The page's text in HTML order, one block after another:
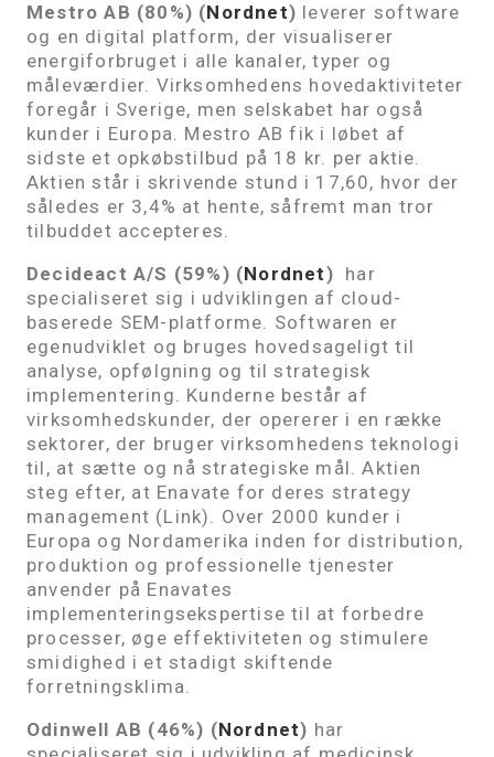
Mestro AB (80%) (Nordnet) leverer software
og en digital platform, der visualiserer
energiforbruget i alle kanaler, typer og
måleværdier. Virksomhedens hovedaktiviteter
foregår i Sverige, men selskabet har også
kunder i Europa. Mestro AB fik i løbet af
sidste et opkøbstilbud på 18 kr. per aktie.
Aktien står i skrivende stund i 17,60, hvor der
således er 3,4% at hente, såfremt man tror
tilbuddet accepteres.
Decideact A/S (59%) (Nordnet) har
specialiseret sig i udviklingen af ​​cloud-
baserede SEM-platforme. Softwaren er
egenudviklet og bruges hovedsageligt til
analyse, opfølgning og til strategisk
implementering. Kunderne består af
virksomhedskunder, der opererer i en række
sektorer, der bruger virksomhedens teknologi
til, at sætte og nå strategiske mål. Aktien
steg efter, at Enavate for deres strategy
management (Link). Over 2000 kunder i
Europa og Nordamerika inden for distribution,
produktion og professionelle tjenester
anvender på Enavates
implementeringsekspertise til at forbedre
processer, øge effektiviteten og stimulere
smidighed i et stadigt skiftende
forretningsklima.
Odinwell AB (46%) (Nordnet) har